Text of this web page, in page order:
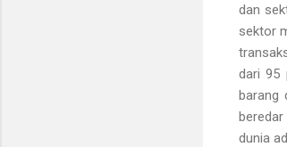
dan
sektor
dari 95
barang
dunia